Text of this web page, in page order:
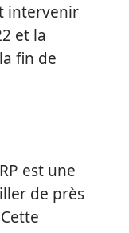
intervenir
et la
fin de
est une
de près